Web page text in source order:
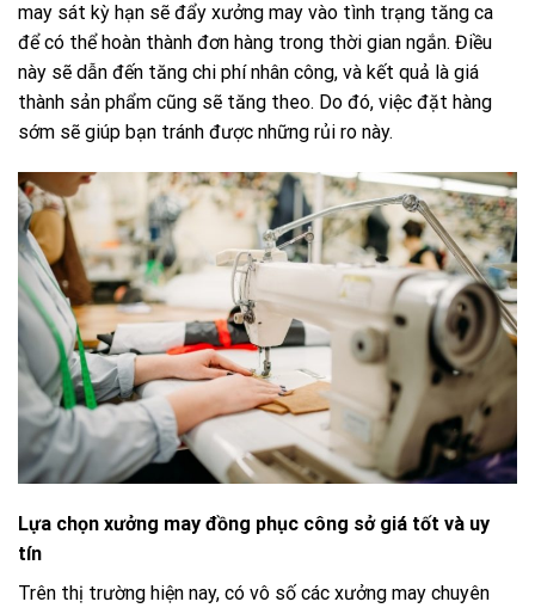
may sát kỳ hạn sẽ đẩy xưởng may vào tình trạng tăng ca
để có thể hoàn thành đơn hàng trong thời gian ngắn. Điều
này sẽ dẫn đến tăng chi phí nhân công, và kết quả là giá
thành sản phẩm cũng sẽ tăng theo. Do đó, việc đặt hàng
sớm sẽ giúp bạn tránh được những rủi ro này.
Lựa chọn xưởng may đồng phục công sở giá tốt và uy
tín
Trên thị trường hiện nay, có vô số các xưởng may chuyên